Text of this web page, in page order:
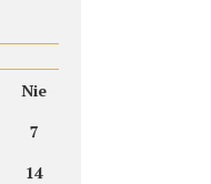
Nie
7
14